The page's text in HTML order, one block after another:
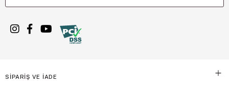
SİPARİŞ VE İADE